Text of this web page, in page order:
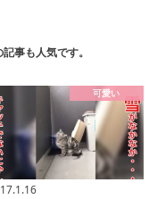
事も人気です。
可愛い